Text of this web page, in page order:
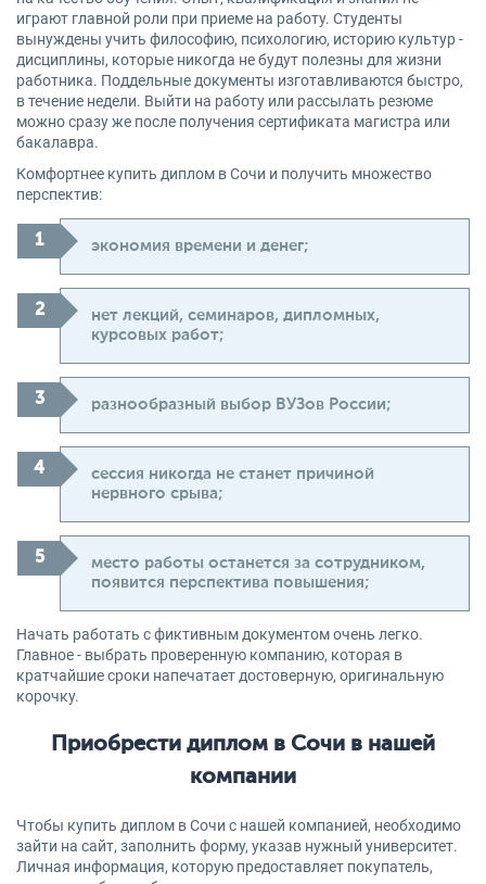
играют главной роли при приеме на работу. Студенты
вынуждены учить философию, психологию, историю культур -
дисциплины, которые никогда не будут полезны для жизни
работника. Поддельные документы изготавливаются быстро,
в течение недели. Выйти на работу или рассылать резюме
можно сразу же после получения сертификата магистра или
бакалавра.
Комфортнее купить диплом в Сочи и получить множество
перспектив:
экономия времени и денег;
нет лекций, семинаров, дипломных,
курсовых работ;
разнообразный выбор ВУЗов России;
сессия никогда не станет причиной
нервного срыва;
место работы останется за сотрудником,
появится перспектива повышения;
Начать работать с фиктивным документом очень легко.
Главное - выбрать проверенную компанию, которая в
кратчайшие сроки напечатает достоверную, оригинальную
корочку.
Приобрести диплом в Сочи в нашей
компании
Чтобы купить диплом в Сочи с нашей компанией, необходимо
зайти на сайт, заполнить форму, указав нужный университет.
Личная информация, которую предоставляет покупатель,